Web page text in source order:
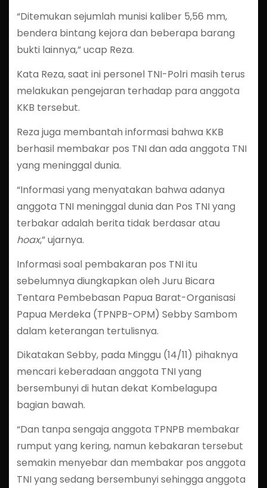
“Ditemukan sejumlah munisi kaliber 5,56 mm,
bendera bintang kejora dan beberapa barang
bukti lainnya,” ucap Reza.
Kata Reza, saat ini personel TNI-Polri masih terus
melakukan pengejaran terhadap para anggota
KKB tersebut.
Reza juga membantah informasi bahwa KKB
berhasil membakar pos TNI dan ada anggota TNI
yang meninggal dunia.
“Informasi yang menyatakan bahwa adanya
anggota TNI meninggal dunia dan Pos TNI yang
terbakar adalah berita tidak berdasar atau
hoax,” ujarnya.
Informasi soal pembakaran pos TNI itu
sebelumnya diungkapkan oleh Juru Bicara
Tentara Pembebasan Papua Barat-Organisasi
Papua Merdeka (TPNPB-OPM) Sebby Sambom
dalam keterangan tertulisnya.
Dikatakan Sebby, pada Minggu (14/11) pihaknya
mencari keberadaan anggota TNI yang
bersembunyi di hutan dekat Kombelagupa
bagian bawah.
“Dan tanpa sengaja anggota TPNPB membakar
rumput yang kering, namun kebakaran tersebut
semakin menyebar dan membakar pos anggota
TNI yang sedang bersembunyi sehingga anggota